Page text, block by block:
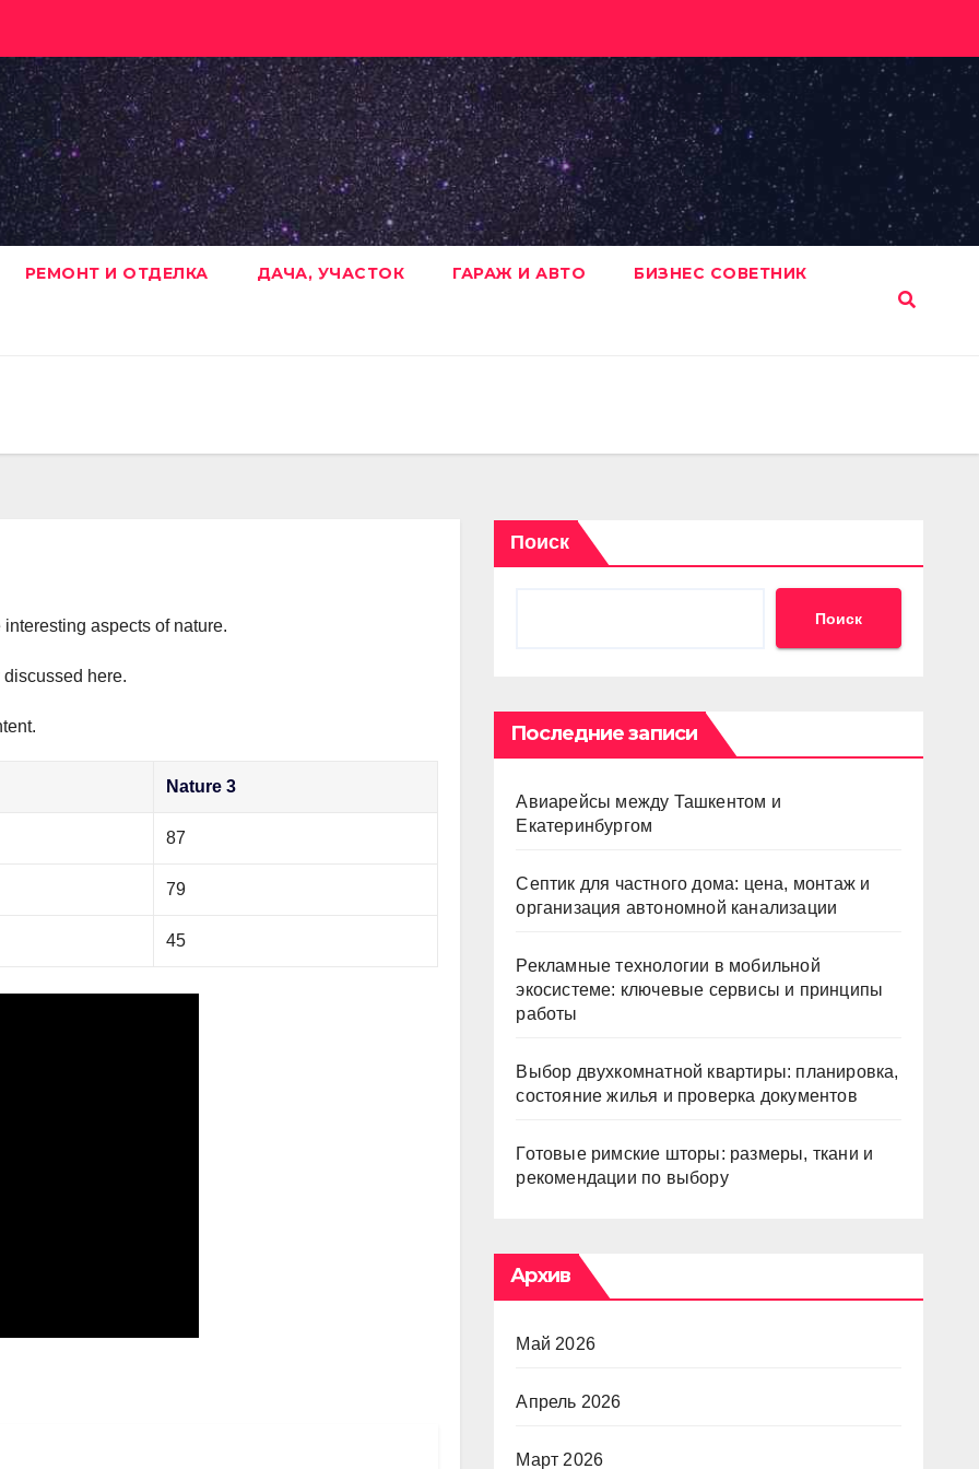
РЕМОНТ И ОТДЕЛКА ДАЧА, УЧАСТОК ГАРАЖ И АВТО БИЗНЕС СОВЕТНИК
aspects of nature.
here.
Nature 3
87
79
45
Поиск
Поиск
Последние записи
Авиарейсы между Ташкентом и
Екатеринбургом
Септик для частного дома: цена, монтаж и
организация автономной канализации
Рекламные технологии в мобильной
экосистеме: ключевые сервисы и принципы
работы
Выбор двухкомнатной квартиры: планировка,
состояние жилья и проверка документов
Готовые римские шторы: размеры, ткани и
рекомендации по выбору
Архив
Май 2026
Апрель 2026
Март 2026